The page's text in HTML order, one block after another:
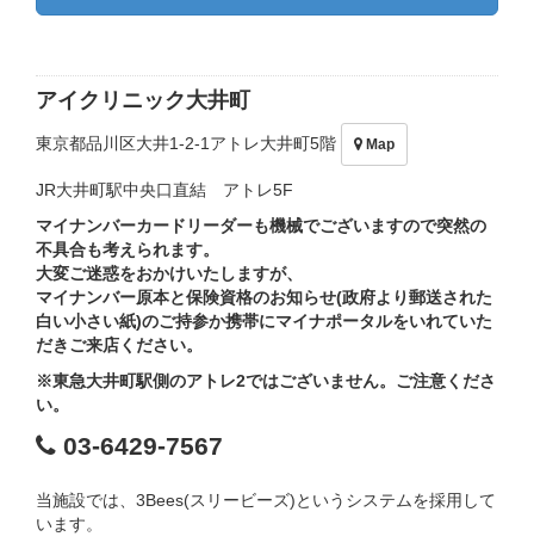
アイクリニック大井町
東京都品川区大井1-2-1アトレ大井町5階 Map
JR大井町駅中央口直結 アトレ5F
マイナンバーカードリーダーも機械でございますので突然の
不具合も考えられます。
大変ご迷惑をおかけいたしますが、
マイナンバー原本と保険資格のお知らせ(政府より郵送された
白い小さい紙)のご持参か携帯にマイナポータルをいれていた
だきご来店ください。
※東急大井町駅側のアトレ2ではございません。ご注意くださ
い。
03-6429-7567
当施設では、3Bees(スリービーズ)というシステムを採用して
います。